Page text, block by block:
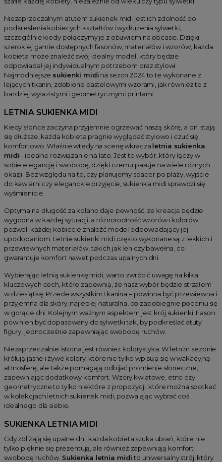
Niezaprzeczalnym atutem sukienek midi jest ich zdolność do
podkreślenia kobiecych kształtów i wydłużenia sylwetki,
szczególnie kiedy połączymy je z obuwiem na obcasie. Dzięki
szerokiej gamie dostępnych fasonów, materiałów i wzorów, każda
kobieta może znaleźć swój idealny model, który będzie
odpowiadał jej indywidualnym potrzebom oraz stylowi.
Najmodniejsze sukienki midi na sezon 2024 to te wykonane z
lejących tkanin, zdobione pastelowymi wzorami, jak również te z
bardziej wyrazistymi i geometrycznymi printami.
LETNIA SUKIENKA MIDI
Kiedy słońce zaczyna przyjemnie ogrzewać naszą skórę, a dni stają
się dłuższe, każda kobieta pragnie wyglądać stylowo i czuć się
komfortowo. Właśnie wtedy na scenę wkracza letnia sukienka
midi - idealne rozwiązanie na lato. Jest to wybór, który łączy w
sobie elegancję i swobodę, dzięki czemu pasuje na wiele różnych
okazji. Bez względu na to, czy planujemy spacer po plaży, wyjście
do kawiarni czy eleganckie przyjęcie, sukienka midi sprawdzi się
wyśmienicie.
Optymalna długość za kolano daje pewność, że kreacja będzie
wygodna w każdej sytuacji, a różnorodność wzorów i kolorów
pozwoli każdej kobiecie znaleźć model odpowiadający jej
upodobaniom. Letnie sukienki midi często wykonane są z lekkich i
przewiewnych materiałów, takich jak len czy bawełna, co
gwarantuje komfort nawet podczas upalnych dni.
Wybierając letnią sukienkę midi, warto zwrócić uwagę na kilka
kluczowych cech, które zapewnią, że nasz wybór będzie strzałem
w dziesiątkę. Przede wszystkim tkanina – powinna być przewiewna i
przyjemna dla skóry, najlepiej naturalna, co zapobiegnie poceniu się
w gorące dni. Kolejnym ważnym aspektem jest krój sukienki. Fason
powinien być dopasowany do sylwetki tak, by podkreślać atuty
figury, jednocześnie zapewniając swobodę ruchów.
Niezaprzeczalnie istotna jest również kolorystyka. W letnim sezonie
królują jasne i żywe kolory, które nie tylko wpisują się w wakacyjną
atmosferę, ale także pomagają odbijać promienie słoneczne,
zapewniając dodatkowy komfort. Wzory kwiatowe, etno czy
geometryczne to tylko niektóre z propozycji, które można spotkać
w kolekcjach letnich sukienek midi, pozwalając wybrać coś
idealnego dla siebie.
SUKIENKA LETNIA MIDI
Gdy zbliżają się upalne dni, każda kobieta szuka ubrań, które nie
tylko pięknie się prezentują, ale również zapewniają komfort i
swobodę ruchów. Sukienka letnia midi to uniwersalny strój, który